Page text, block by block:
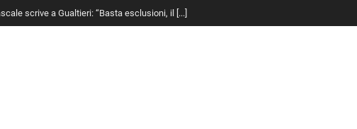
scrive a Gualtieri: “Basta esclusioni, il [...]